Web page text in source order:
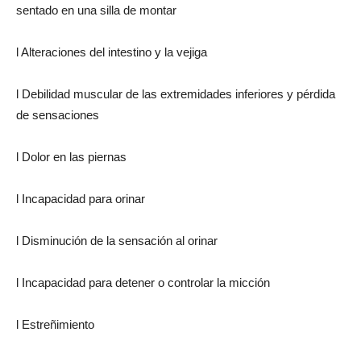
sentado en una silla de montar
l Alteraciones del intestino y la vejiga
l Debilidad muscular de las extremidades inferiores y pérdida
de sensaciones
l Dolor en las piernas
l Incapacidad para orinar
l Disminución de la sensación al orinar
l Incapacidad para detener o controlar la micción
l Estreñimiento